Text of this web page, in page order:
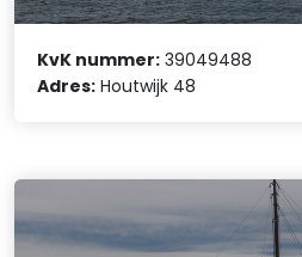
KvK nummer: 39049488
Adres: Houtwijk 48